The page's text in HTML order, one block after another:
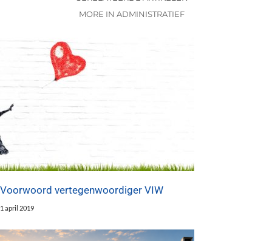
MORE IN ADMINISTRATIEF
Voorwoord vertegenwoordiger VIW
1 april 2019